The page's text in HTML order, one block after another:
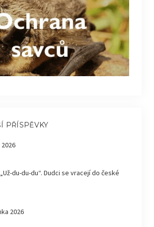
PŘÍSPĚVKY
du-du-du“. Dudci se vracejí do české
2026